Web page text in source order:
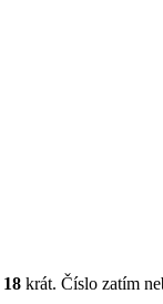
18 krát. Číslo zatím